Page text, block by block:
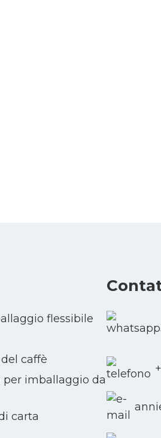
flessibile
caffè
imballaggio da
carta